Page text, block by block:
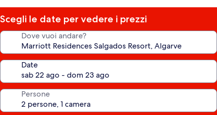
stelle
Scegli le date per vedere i prezzi
Dove vuoi andare?
Date
Persone